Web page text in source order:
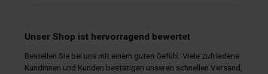
Unser Shop ist hervorragend bewertet
Bestellen Sie bei uns mit einem guten Gefühl: Viele zufriedene
Kundinnen und Kunden bestätigen unseren schnellen Versand,